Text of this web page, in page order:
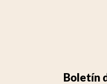
Boletín